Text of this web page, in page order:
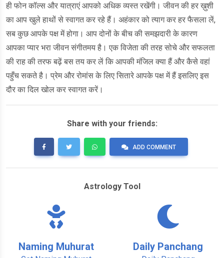
ही फोन कॉल्स और यात्राएं आपको अधिक व्यस्त रखेंगी। जीवन की हर ख़ुशी
का आप खुले हाथों से स्वागत कर रहे हैं। अहंकार को त्याग कर हर फैसला लें,
सब कुछ आपके पक्ष में होगा। आप दोनों के बीच की समझदारी के कारण
आपका प्यार भरा जीवन संगीतमय है। एक विजेता की तरह सोचे और सफलता
की राह की तरफ बढ़ें बस तय कर लें कि आपकी मंजिल क्या हैं और कैसे वहां
पहुँच सकते है। प्रेम और रोमांस के लिए सितारे आपके पक्ष में हैं इसलिए इस
दौर का दिल खोल कर स्वागत करें।
Share with your friends:
ADD COMMENT
Astrology Tool
Naming Muhurat Daily Panchang